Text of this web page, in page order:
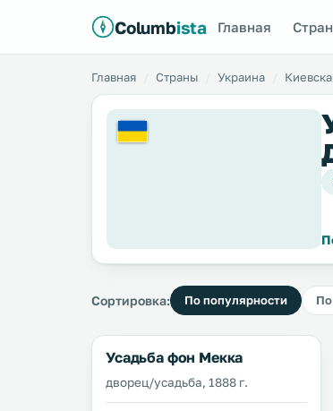
Columbista Главная
Главная Страны Украина
Сортировка: По популярности
Усадьба фон Мекка
дворец/усадьба, 1888 г.